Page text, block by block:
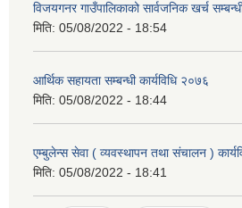
विजयगनर गाउँपालिकाको सार्वजनिक खर्च
मिति: 05/08/2022 - 18:54
आर्थिक सहायता सम्बन्धी कार्यविधि २०७६
मिति: 05/08/2022 - 18:44
एम्बुलेन्स सेवा ( व्यवस्थापन तथा संचालन )
मिति: 05/08/2022 - 18:41